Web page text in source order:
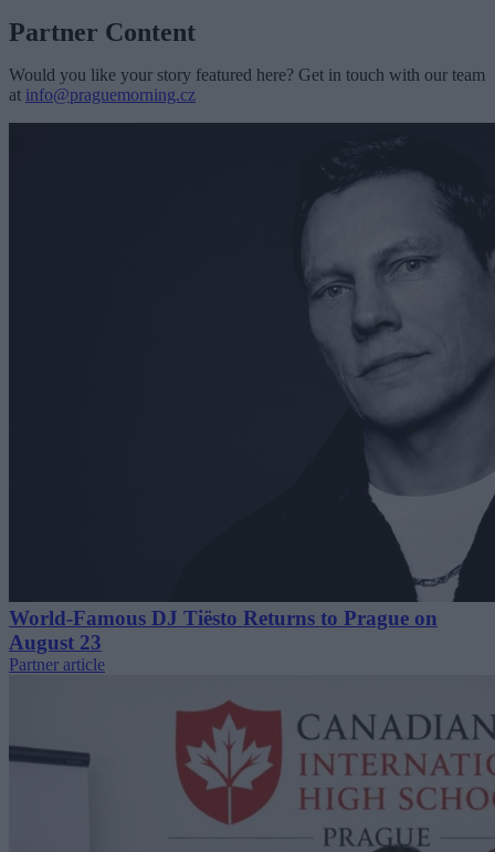
Partner Content
Would you like your story featured here? Get in touch with our team
at info@praguemorning.cz
World-Famous DJ Tiësto Returns to Prague on
August 23
Partner article